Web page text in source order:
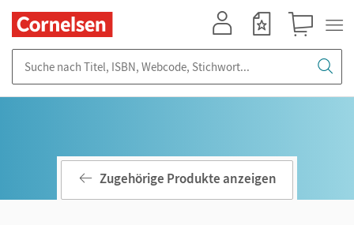
Zugehörige Produkte anzeigen